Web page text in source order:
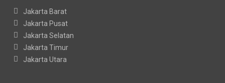
Jakarta Barat
Jakarta Pusat
Jakarta Selatan
Jakarta Timur
Jakarta Utara